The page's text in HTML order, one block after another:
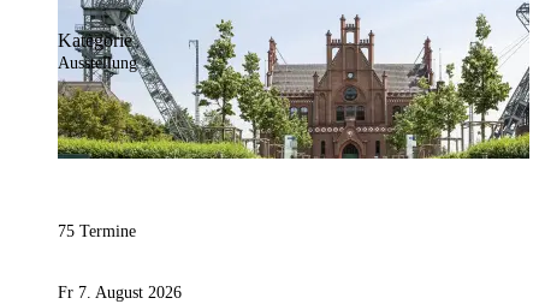
Kategorie
Ausstellung
75 Termine
Fr 7. August 2026